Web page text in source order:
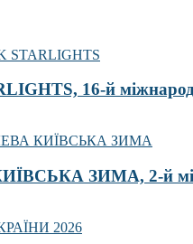
16-й
ЗИМА, 2-й